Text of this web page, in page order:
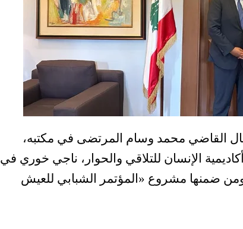
القاضي محمد وسام المرتضى في مكتبه،
الإنسان للتلاقي والحوار، ناجي خوري في
ومن ضمنها مشروع « المؤتمر الشبابي للعيش